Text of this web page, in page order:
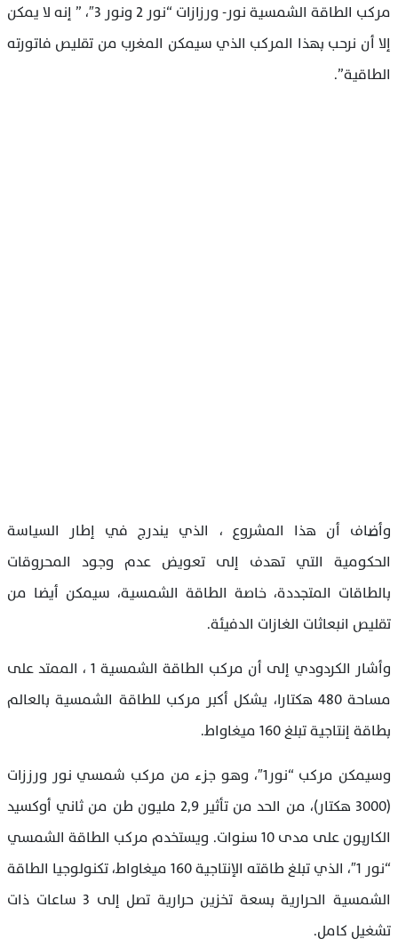
مركب الطاقة الشمسية نور- ورزازات “نور 2 ونور 3″، ” إنه لا يمكن
إلا أن نرحب بهذا المركب الذي سيمكن المغرب من تقليص فاتورته
الطاقية”.
وأضاف أن هذا المشروع ، الذي يندرج في إطار السياسة
الحكومية التي تهدف إلى تعويض عدم وجود المحروقات
بالطاقات المتجددة، خاصة الطاقة الشمسية، سيمكن أيضا من
تقليص انبعاثات الغازات الدفيئة.
وأشار الكردودي إلى أن مركب الطاقة الشمسية 1 ، الممتد على
مساحة 480 هكتارا، يشكل أكبر مركب للطاقة الشمسية بالعالم
بطاقة إنتاجية تبلغ 160 ميغاواط.
وسيمكن مركب “نور1″، وهو جزء من مركب شمسي نور ورززات
(3000 هكتار)، من الحد من تأثير 2,9 مليون طن من ثاني أوكسيد
الكاربون على مدى 10 سنوات. ويستخدم مركب الطاقة الشمسي
“نور 1″، الذي تبلغ طاقته الإنتاجية 160 ميغاواط، تكنولوجيا الطاقة
الشمسية الحرارية بسعة تخزين حرارية تصل إلى 3 ساعات ذات
تشغيل كامل.